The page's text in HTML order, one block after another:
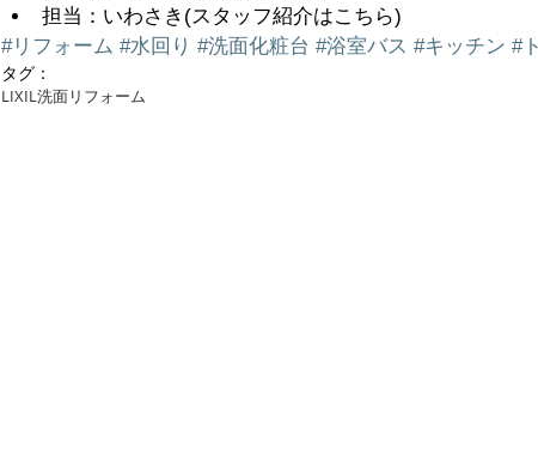
担当：いわさき(スタッフ紹介はこちら)
#リフォーム #水回り #洗面化粧台 #浴室バス #キッチン #
タグ：
LIXIL洗面リフォーム